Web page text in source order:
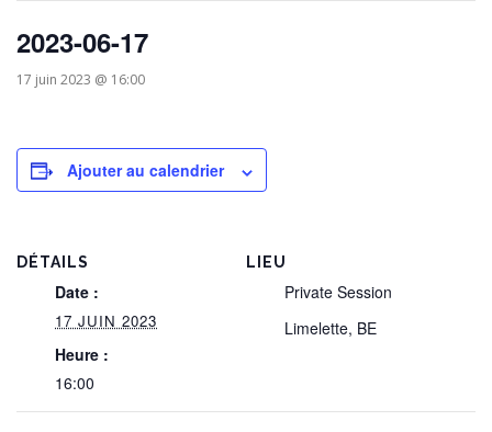
2023-06-17
17 juin 2023 @ 16:00
Ajouter au calendrier
DÉTAILS
Date :
17 JUIN 2023
Heure :
16:00
LIEU
Private Session
Limelette, BE